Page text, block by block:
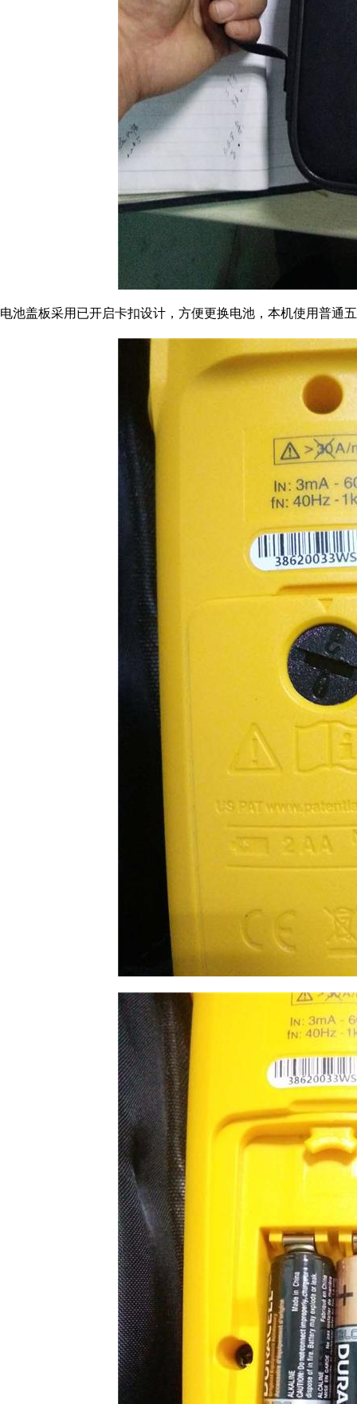
电池盖板采用已开启卡扣设计，方便更换电池，本机使用普通